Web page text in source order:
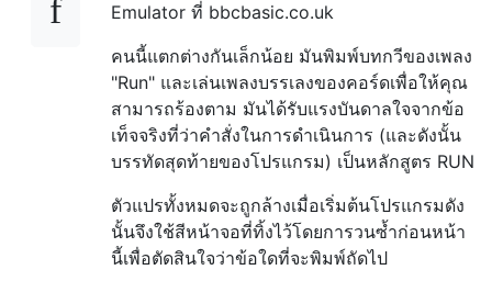
// outputs current utc time + given
// a string of the form YYYY-MM-
static void timeplus (int seconds, char
    SYSTEMTIME when;
    FILETIME whenf;
    LARGE_INTEGER tempval;
Emulator ที่ bbcbasic.co.uk
คนนี้แตกต่างกันเล็กน้อย มันพิมพ์บทกวีของเพลง
"Run" และเล่นเพลงบรรเลงของคอร์ดเพื่อให้คุณ
สามารถร้องตาม มันได้รับแรงบันดาลใจจากข้อ
เท็จจริงที่ว่าคำสั่งในการดำเนินการ (และดังนั้น
บรรทัดสุดท้ายของโปรแกรม) เป็นหลักสูตร RUN
ตัวแปรทั้งหมดจะถูกล้างเมื่อเริ่มต้นโปรแกรมดัง
นั้นจึงใช้สีหน้าจอที่ทิ้งไว้โดยการวนซ้ำก่อนหน้า
นี้เพื่อตัดสินใจว่าข้อใดที่จะพิมพ์ถัดไป